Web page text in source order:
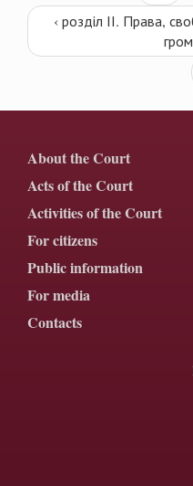
‹ розділ ІІ. Права,
About the Court
Acts of the Court
Activities of the Court
For citizens
Public information
For media
Contacts